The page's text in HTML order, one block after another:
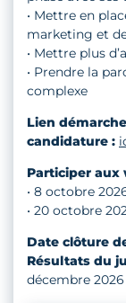
• Mettre en
marketing et
• Mettre plus
• Prendre la
complexe
Lien
candidature :
Participer aux
• 8 octobre
• 20 octobre
Date clôture
Résultats du
décembre 2026